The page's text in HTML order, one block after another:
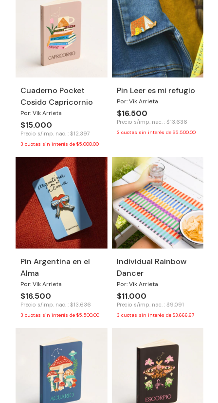
Cuaderno Pocket
Cosido Capricornio
Por: Vik Arrieta
$15.000
Precio s/imp. nac. : $12.397
3 cuotas sin interés de $5.000,00
Pin Leer es mi refugio
Por: Vik Arrieta
$16.500
Precio s/imp. nac. : $13.636
3 cuotas sin interés de $5.500,00
Pin Argentina en el
Alma
Por: Vik Arrieta
$16.500
Precio s/imp. nac. : $13.636
3 cuotas sin interés de $5.500,00
Individual Rainbow
Dancer
Por: Vik Arrieta
$11.000
Precio s/imp. nac. : $9.091
3 cuotas sin interés de $3.666,67